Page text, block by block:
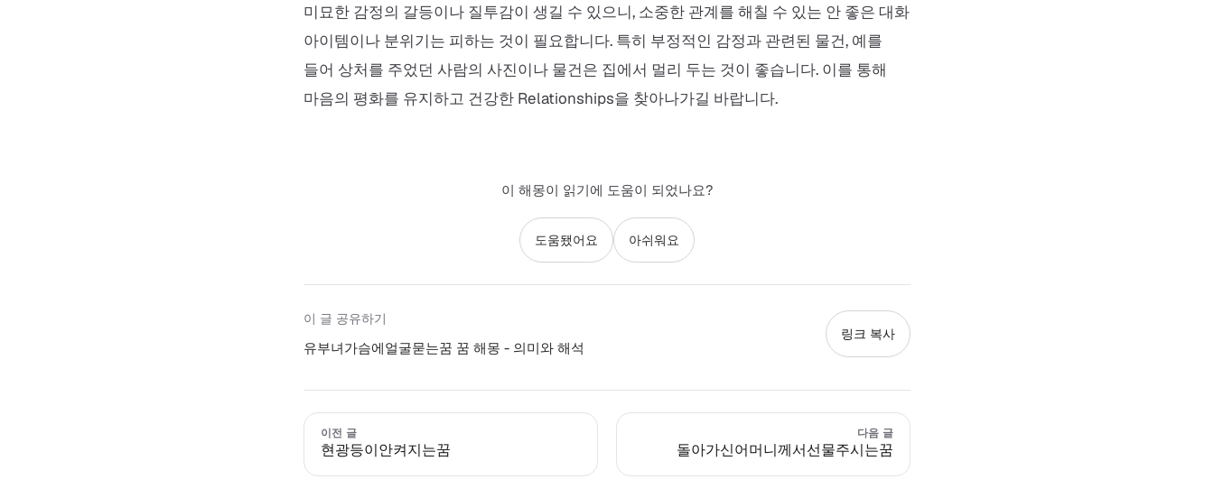
미묘한 감정의 갈등이나 질투감이 생길 수 있으니, 소중한 관계를 해칠 수 있는 안 좋은 대화
아이템이나 분위기는 피하는 것이 필요합니다. 특히 부정적인 감정과 관련된 물건, 예를
들어 상처를 주었던 사람의 사진이나 물건은 집에서 멀리 두는 것이 좋습니다. 이를 통해
마음의 평화를 유지하고 건강한 Relationships을 찾아나가길 바랍니다.
이 해몽이 읽기에 도움이 되었나요?
도움됐어요 아쉬워요
이 글 공유하기
유부녀가슴에얼굴묻는꿈 꿈 해몽 - 의미와 해석
링크 복사
이전 글
현광등이안켜지는꿈
다음 글
돌아가신어머니께서선물주시는꿈